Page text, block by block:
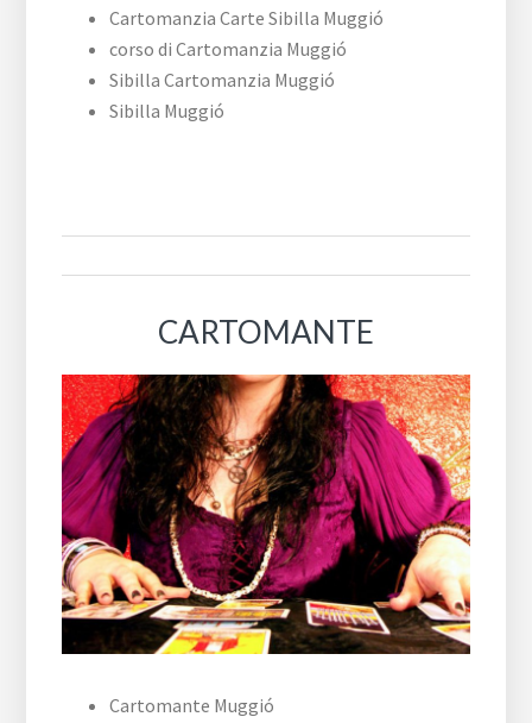
Cartomanzia Carte Sibilla Muggió
corso di Cartomanzia Muggió
Sibilla Cartomanzia Muggió
Sibilla Muggió
CARTOMANTE
Cartomante Muggió